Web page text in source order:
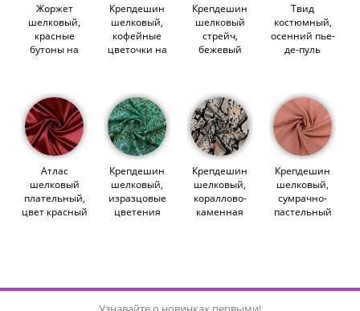
Жоржет
шелковый,
красные
бутоны на
Крепдешин
шелковый,
кофейные
цветочки на
Крепдешин
шелковый
стрейч,
бежевый
Твид
костюмный,
осенний пье-
де-пуль
Атлас
шелковый
плательный,
цвет красный
Крепдешин
шелковый,
изразцовые
цветения
Крепдешин
шелковый,
кораллово-
каменная
Крепдешин
шелковый,
сумрачно-
пастельный